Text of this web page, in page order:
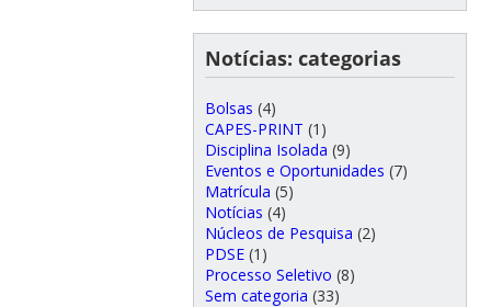
Notícias: categorias
Bolsas (4)
CAPES-PRINT (1)
Disciplina Isolada (9)
Eventos e Oportunidades (7)
Matrícula (5)
Notícias (4)
Núcleos de Pesquisa (2)
PDSE(1)
Processo Seletivo (8)
Sem categoria (33)